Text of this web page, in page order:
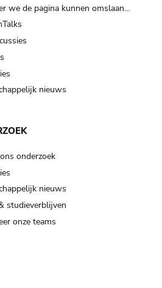
we de pagina kunnen omslaan…
nieuws
onderzoek
nieuws
studieverblijven
onze teams